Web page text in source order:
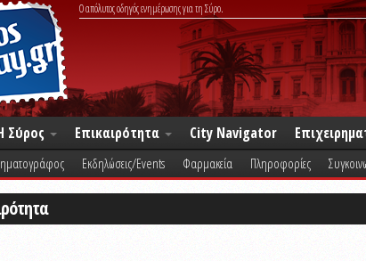
Ο απόλυτος οδηγός ενημέρωσης για τη Σύρο.
Σύρος Επικαιρότητα City Navigator
Εκδηλώσεις/Events Φαρμακεία Πληροφορίες